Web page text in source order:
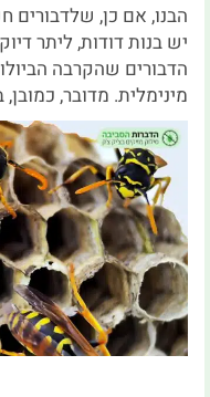
הבנו, אם כן, שלדבורים
יש בנות דודות, ליתר
הדבורים שהקרבה
מינימלית. מדובר,